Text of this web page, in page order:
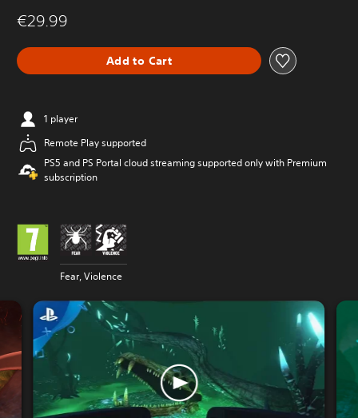
€29.99
Add to Cart
1 player
Remote Play supported
PS5 and PS Portal cloud streaming supported only with Premium
subscription
Fear, Violence